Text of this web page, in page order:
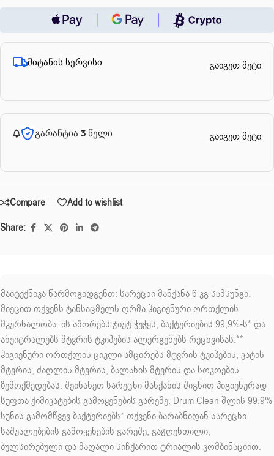
მიტანის სერვისი გაიგეთ მეტი
გარანტია 3 წელი გაიგეთ მეტი
Compare
Add to wishlist
Share:
მაიტექნიკა წარმოგიდგენთ: სარეცხი მანქანა 6 კგ სამსუნგი.
მიეცით თქვენს ტანსაცმელს ღრმა ჰიგიენური ორთქლის
მკურნალობა. ის აშორებს ჯიუტ ჭუჭყს, ბაქტერიების 99,9%-ს* და
ანეიტრალებს მტვრის ტკიპების ალერგენებს რეცხვისას.**
ჰიგიენური ორთქლის ციკლი ამცირებს მტვრის ტკიპების, კატის
მტვრის, ძაღლის მტვრის, ბალახის მტვრის და სოკოების
ზემოქმედებას. შეინახეთ სარეცხი მანქანის შიგნით ჰიგიენურად
სუფთა ქიმიკატების გამოყენების გარეშე. Drum Clean შლის 99,9%
სუნის გამომწვევ ბაქტერიებს* თქვენი ბარაბნიდან სარეცხი
საშუალებების გამოყენების გარეშე, გაჟღენთილი,
პულსირებული და მაღალი სიჩქარით ტრიალის კომბინაციით.